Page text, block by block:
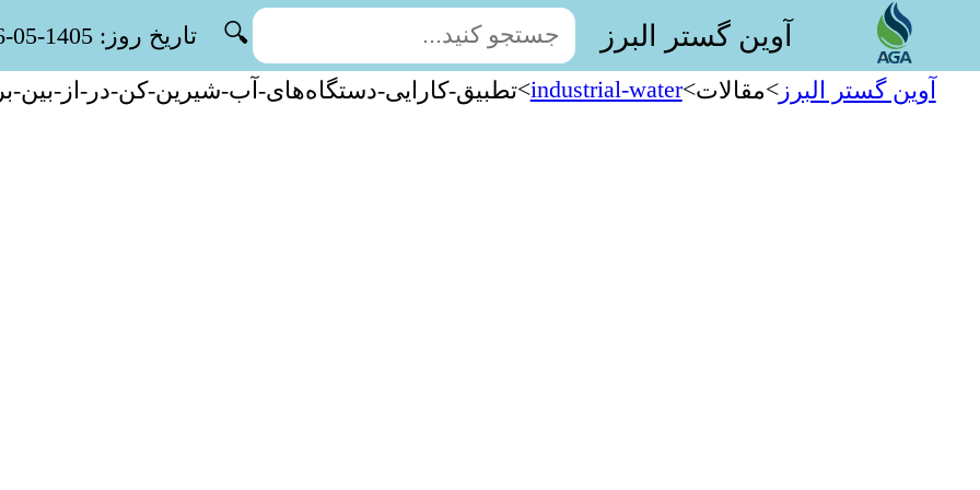
آوین گستر البرز 🔍 تاریخ روز: 1405-05-16
آوین گستر البرز>مقالات>
industrial-water
>تطبیق-کارایی-دستگاه‌های-آب-شیرین-کن-در-از-بین-